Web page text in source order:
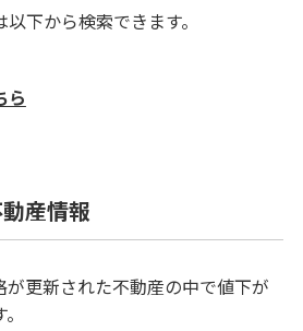
下から検索できます。
ら
産情報
更新された不動産の中で値下が